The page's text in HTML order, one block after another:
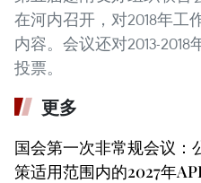
在河内召开，对2018年工
内容。会议还对2013-
投票。
更多
国会第一次非常规会议：
策适用范围内的2027年